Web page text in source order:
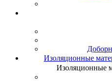
Изоляционные
Изоляционные